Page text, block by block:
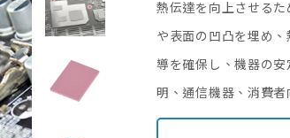
熱伝達を向上させる
や表面の凹凸を埋め
導を確保し、機器の
明、通信機器、消費